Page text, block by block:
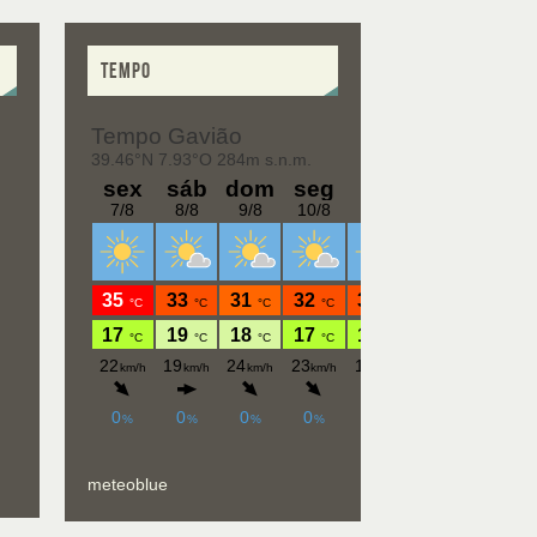
TEMPO
meteoblue